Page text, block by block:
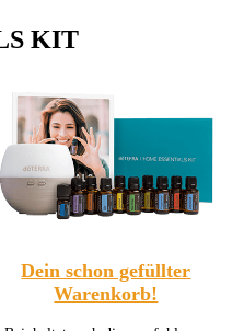
KIT
Dein schon gefüllter
Warenkorb!